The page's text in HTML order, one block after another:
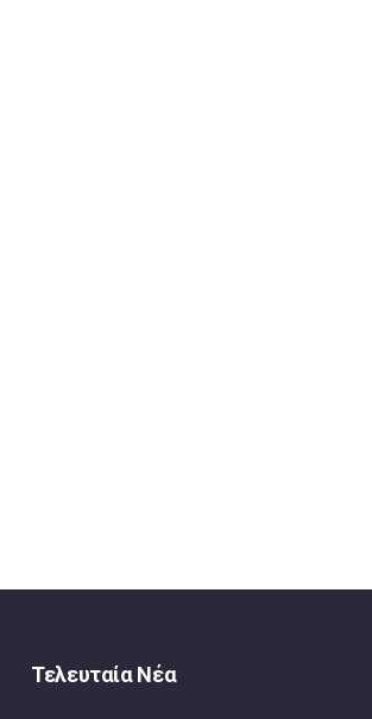
Τελευταία Νέα